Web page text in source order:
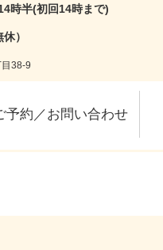
時半(初回14時まで)
）
38-9
予約／お問い合わせ